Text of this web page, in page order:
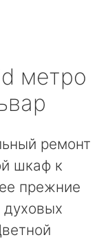
метро
ремонт
шкаф к
прежние